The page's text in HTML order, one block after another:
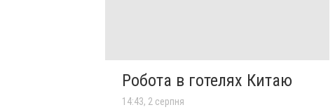
Робота в готелях Китаю
14:43, 2 серпня